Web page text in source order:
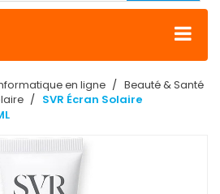
en ligne
Beauté & Santé
SVR Écran Solaire